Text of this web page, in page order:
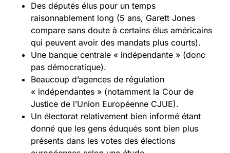
Des députés élus pour un temps
raisonnablement long (5 ans, Garett Jones
compare sans doute à certains élus américains
qui peuvent avoir des mandats plus courts).
Une banque centrale « indépendante » (donc
pas démocratique).
Beaucoup d’agences de régulation
« indépendantes » (notamment la Cour de
Justice de l’Union Européenne CJUE).
Un électorat relativement bien informé étant
donné que les gens éduqués sont bien plus
présents dans les votes des élections